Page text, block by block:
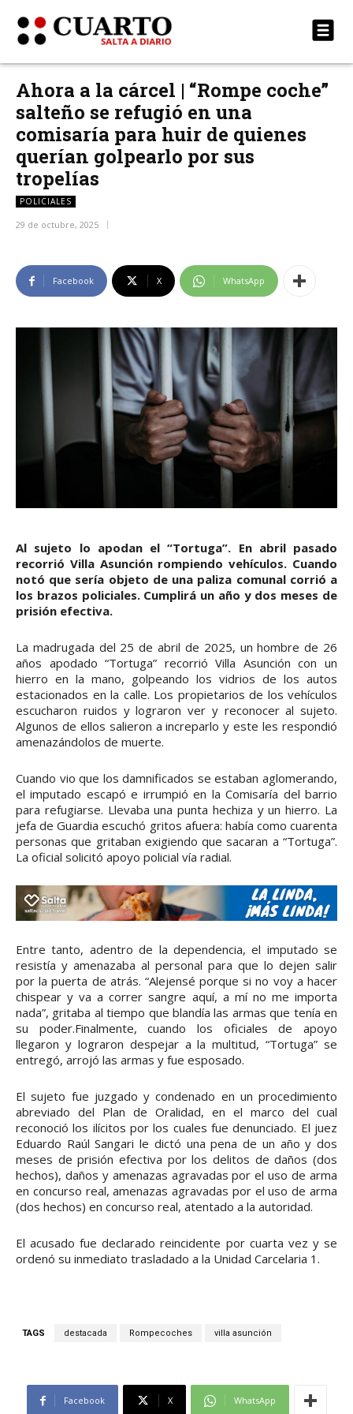
Ahora a la cárcel | “Rompe coche”
salteño se refugió en una
comisaría para huir de quienes
querían golpearlo por sus
tropelías
POLICIALES
29 de octubre, 2025
Facebook X WhatsApp
Al sujeto lo apodan el “Tortuga”. En abril pasado
recorrió Villa Asunción rompiendo vehículos. Cuando
notó que sería objeto de una paliza comunal corrió a
los brazos policiales. Cumplirá un año y dos meses de
prisión efectiva.
La madrugada del 25 de abril de 2025, un hombre de 26
años apodado “Tortuga” recorrió Villa Asunción con un
hierro en la mano, golpeando los vidrios de los autos
estacionados en la calle. Los propietarios de los vehículos
escucharon ruidos y lograron ver y reconocer al sujeto.
Algunos de ellos salieron a increparlo y este les respondió
amenazándolos de muerte.
Cuando vio que los damnificados se estaban aglomerando,
el imputado escapó e irrumpió en la Comisaría del barrio
para refugiarse. Llevaba una punta hechiza y un hierro. La
jefa de Guardia escuchó gritos afuera: había como cuarenta
personas que gritaban exigiendo que sacaran a “Tortuga”.
La oficial solicitó apoyo policial vía radial.
Entre tanto, adentro de la dependencia, el imputado se
resistía y amenazaba al personal para que lo dejen salir
por la puerta de atrás. “Alejensé porque si no voy a hacer
chispear y va a correr sangre aquí, a mí no me importa
nada”, gritaba al tiempo que blandía las armas que tenía en
su poder.Finalmente, cuando los oficiales de apoyo
llegaron y lograron despejar a la multitud, “Tortuga” se
entregó, arrojó las armas y fue esposado.
El sujeto fue juzgado y condenado en un procedimiento
abreviado del Plan de Oralidad, en el marco del cual
reconoció los ilícitos por los cuales fue denunciado. El juez
Eduardo Raúl Sangari le dictó una pena de un año y dos
meses de prisión efectiva por los delitos de daños (dos
hechos), daños y amenazas agravadas por el uso de arma
en concurso real, amenazas agravadas por el uso de arma
(dos hechos) en concurso real, atentado a la autoridad.
El acusado fue declarado reincidente por cuarta vez y se
ordenó su inmediato trasladado a la Unidad Carcelaria 1.
TAGS destacada Rompecoches villa asunción
Facebook X WhatsApp